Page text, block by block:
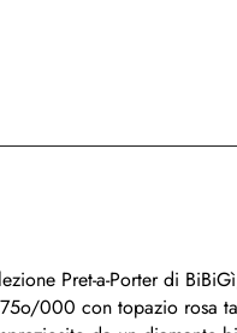
Pret-a-Porter di
000 con topazio rosa